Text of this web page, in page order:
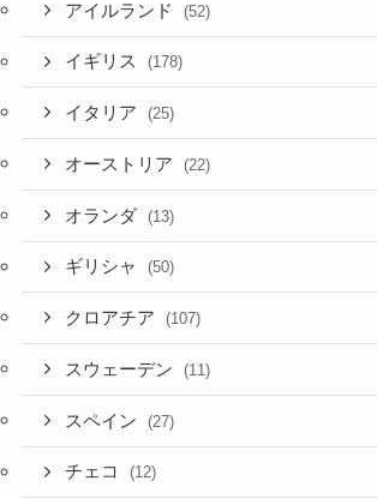
アイルランド (52)
イギリス (178)
イタリア (25)
オーストリア (22)
オランダ (13)
ギリシャ (50)
クロアチア (107)
スウェーデン (11)
スペイン (27)
チェコ (12)